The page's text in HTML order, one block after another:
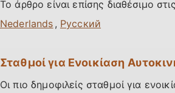
Το άρθρο είναι επίσης διαθέσιμο
,
Σταθμοί για Ενοικίαση
Οι πιο δημοφιλείς σταθμοί για